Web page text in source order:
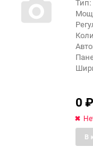
Тип:
0₽
В